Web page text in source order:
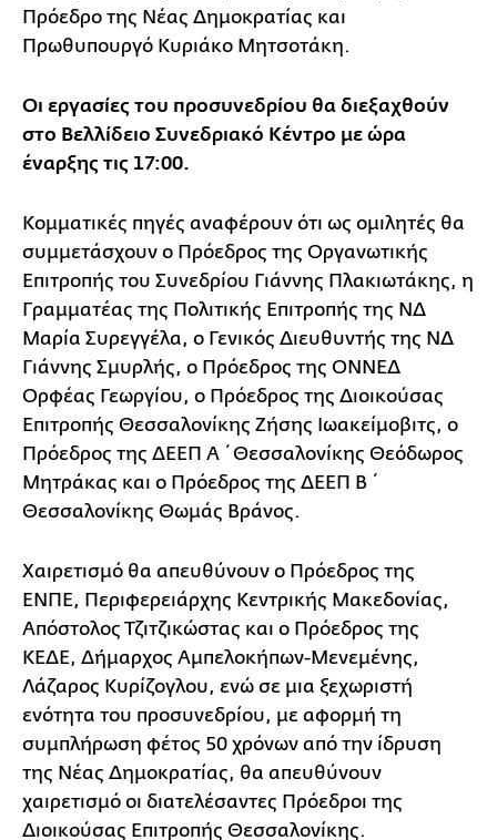
Πρόεδρο της Νέας Δημοκρατίας και
Πρωθυπουργό Κυριάκο Μητσοτάκη.
Οι εργασίες του προσυνεδρίου θα διεξαχθούν
στο Βελλίδειο Συνεδριακό Κέντρο με ώρα
έναρξης τις 17:00.
Κομματικές πηγές αναφέρουν ότι ως ομιλητές θα
συμμετάσχουν ο Πρόεδρος της Οργανωτικής
Επιτροπής του Συνεδρίου Γιάννης Πλακιωτάκης, η
Γραμματέας της Πολιτικής Επιτροπής της ΝΔ
Μαρία Συρεγγέλα, ο Γενικός Διευθυντής της ΝΔ
Γιάννης Σμυρλής, ο Πρόεδρος της ΟΝΝΕΔ
Ορφέας Γεωργίου, ο Πρόεδρος της Διοικούσας
Επιτροπής Θεσσαλονίκης Ζήσης Ιωακείμοβιτς, ο
Πρόεδρος της ΔΕΕΠ Α΄ Θεσσαλονίκης Θεόδωρος
Μητράκας και ο Πρόεδρος της ΔΕΕΠ Β΄
Θεσσαλονίκης Θωμάς Βράνος.
Χαιρετισμό θα απευθύνουν ο Πρόεδρος της
ΕΝΠΕ, Περιφερειάρχης Κεντρικής Μακεδονίας,
Απόστολος Τζιτζικώστας και ο Πρόεδρος της
ΚΕΔΕ, Δήμαρχος Αμπελοκήπων-Μενεμένης,
Λάζαρος Κυρίζογλου, ενώ σε μια ξεχωριστή
ενότητα του προσυνεδρίου, με αφορμή τη
συμπλήρωση φέτος 50 χρόνων από την ίδρυση
της Νέας Δημοκρατίας, θα απευθύνουν
χαιρετισμό οι διατελέσαντες Πρόεδροι της
Διοικούσας Επιτροπής Θεσσαλονίκης.